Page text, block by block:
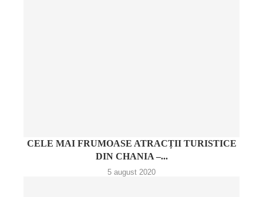
CELE MAI FRUMOASE ATRACȚII TURISTICE
DIN CHANIA –...
5 august 2020